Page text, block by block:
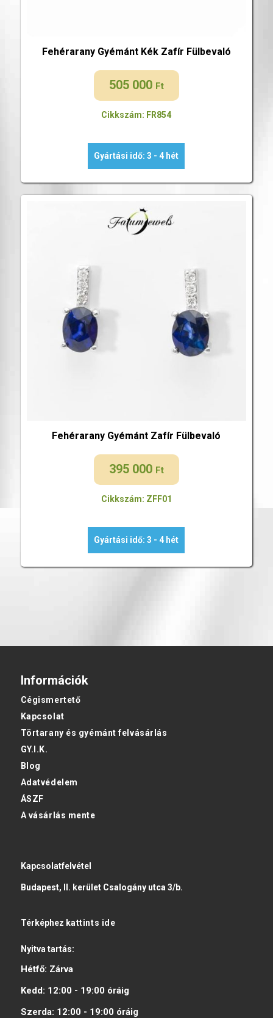
Fehérarany Gyémánt Kék Zafír Fülbevaló
505 000 Ft
Cikkszám: FR854
Gyártási idő: 3 - 4 hét
Fehérarany Gyémánt Zafír Fülbevaló
395 000 Ft
Cikkszám: ZFF01
Gyártási idő: 3 - 4 hét
Információk
Cégismertető
Kapcsolat
Törtarany és gyémánt felvásárlás
GY.I.K.
Blog
Adatvédelem
ÁSZF
A vásárlás mente
Kapcsolatfelvétel
Budapest, II. kerület Csalogány utca 3/b.
Térképhez kattints ide
Nyitva tartás:
Hétfő: Zárva
Kedd: 12:00 - 19:00 óráig
Szerda: 12:00 - 19:00 óráig